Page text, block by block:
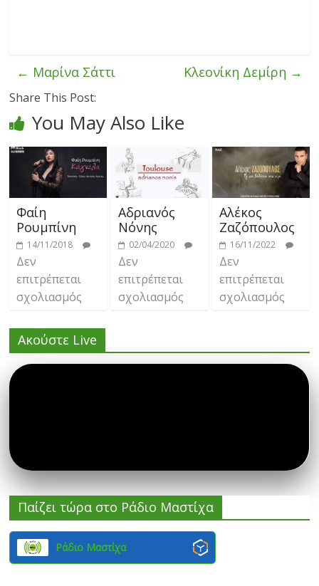
← Μαρίνα Σάττι Κλεονίκη Δεμίρη →
Share This Post:
You May Also Like
Φαίη
Ρουμπίνη
14/11/2018
Δεν
επιτρέπεται
σχολιασμός
Αδριανός
Νόνης
02/04/2020
Δεν
επιτρέπεται
σχολιασμός
Αλέκος
Ζαζόπουλος
16/11/2022
Δεν
επιτρέπεται
σχολιασμός
Ακούστε Live
Παίζει τώρα στο Ράδιο Μαστίχα
Ράδιο Μαστίχα